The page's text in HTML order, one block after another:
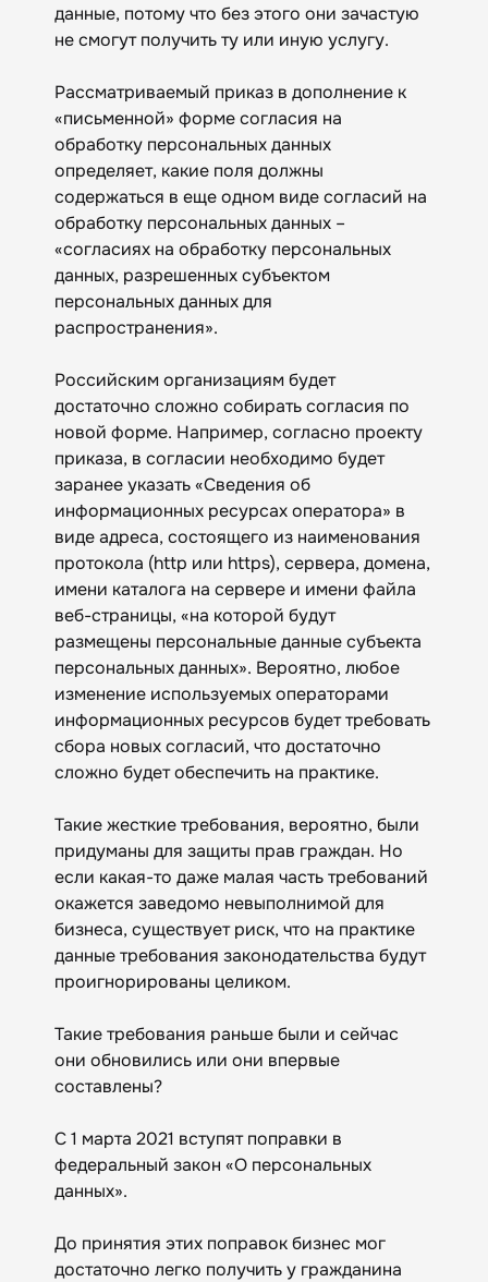
данные, потому что без этого они зачастую
не смогут получить ту или иную услугу.
Рассматриваемый приказ в дополнение к
«письменной» форме согласия на
обработку персональных данных
определяет, какие поля должны
содержаться в еще одном виде согласий на
обработку персональных данных –
«согласиях на обработку персональных
данных, разрешенных субъектом
персональных данных для
распространения».
Российским организациям будет
достаточно сложно собирать согласия по
новой форме. Например, согласно проекту
приказа, в согласии необходимо будет
заранее указать «Сведения об
информационных ресурсах оператора» в
виде адреса, состоящего из наименования
протокола (http или https), сервера, домена,
имени каталога на сервере и имени файла
веб-страницы, «на которой будут
размещены персональные данные субъекта
персональных данных». Вероятно, любое
изменение используемых операторами
информационных ресурсов будет требовать
сбора новых согласий, что достаточно
сложно будет обеспечить на практике.
Такие жесткие требования, вероятно, были
придуманы для защиты прав граждан. Но
если какая-то даже малая часть требований
окажется заведомо невыполнимой для
бизнеса, существует риск, что на практике
данные требования законодательства будут
проигнорированы целиком.
Такие требования раньше были и сейчас
они обновились или они впервые
составлены?
С 1 марта 2021 вступят поправки в
федеральный закон «О персональных
данных».
До принятия этих поправок бизнес мог
достаточно легко получить у гражданина